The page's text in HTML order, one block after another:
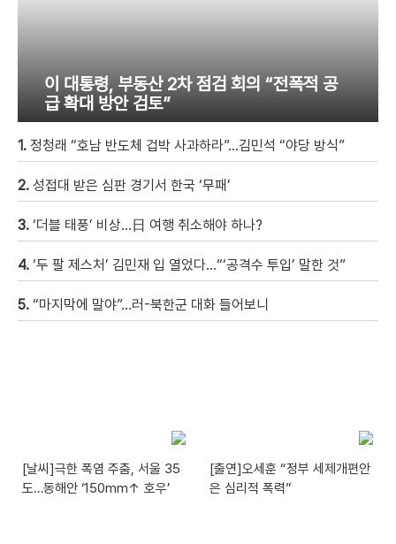
이 대통령, 부동산 2차 점검 회의 “전폭적 공
급 확대 방안 검토”
1. 정청래 “호남 반도체 겁박 사과하라”…김민석 “야당 방식”
2. 성접대 받은 심판 경기서 한국 ‘무패’
3. ‘더블 태풍’ 비상…日 여행 취소해야 하나?
4. ‘두 팔 제스처’ 김민재 입 열었다…“‘공격수 투입’ 말한 것”
5. “마지막에 말야”…러-북한군 대화 들어보니
[날씨]극한 폭염 주춤, 서울 35
도…동해안 ‘150mm↑ 호우’
[출연]오세훈 “정부 세제개편안
은 심리적 폭력”